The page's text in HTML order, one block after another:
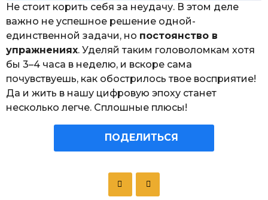
Не стоит корить себя за неудачу. В этом деле
важно не успешное решение одной-
единственной задачи, но постоянство в
упражнениях. Уделяй таким головоломкам хотя
бы 3–4 часа в неделю, и вскоре сама
почувствуешь, как обострилось твое восприятие!
Да и жить в нашу цифровую эпоху станет
несколько легче. Сплошные плюсы!
ПОДЕЛИТЬСЯ